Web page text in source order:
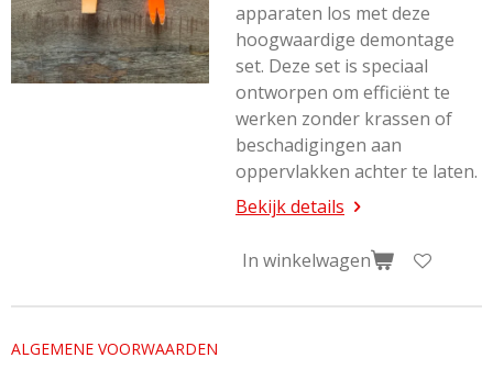
apparaten los met deze
hoogwaardige demontage
set. Deze set is speciaal
ontworpen om efficiënt te
werken zonder krassen of
beschadigingen aan
oppervlakken achter te laten.
Bekijk details
In winkelwagen
ALGEMENE VOORWAARDEN